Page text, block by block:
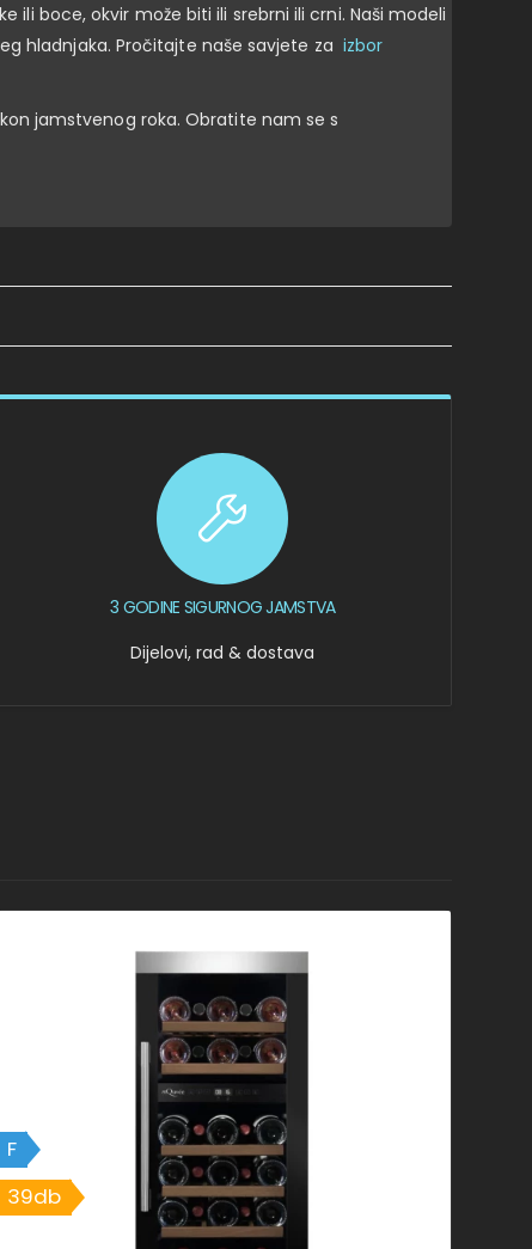
boce, okvir može biti ili srebrni ili crni. Naši modeli
hladnjaka. Pročitajte naše savjete za izbor
jamstvenog roka. Obratite nam se s
3 GODINE SIGURNOG JAMSTVA
Dijelovi, rad & dostava
39db
F